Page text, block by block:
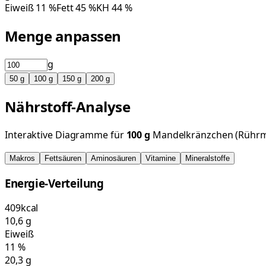
Eiweiß11 %Fett45%KH 44%
Menge anpassen
g
50 g 100 g 150 g 200 g
Nährstoff-Analyse
Interaktive Diagramme für 100g Mandelkränzchen
Makros Fettsäuren Aminosäuren Vitamine Mineralstoffe
Energie-Verteilung
409kcal
10,6g
Eiweiß
11 %
20,3g